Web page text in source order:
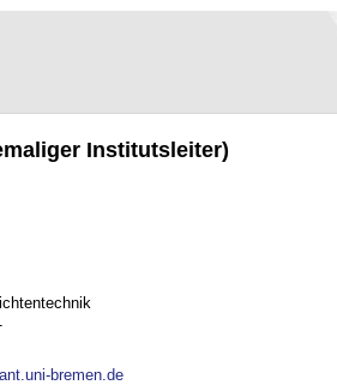
Institutsleiter)
bremen.de